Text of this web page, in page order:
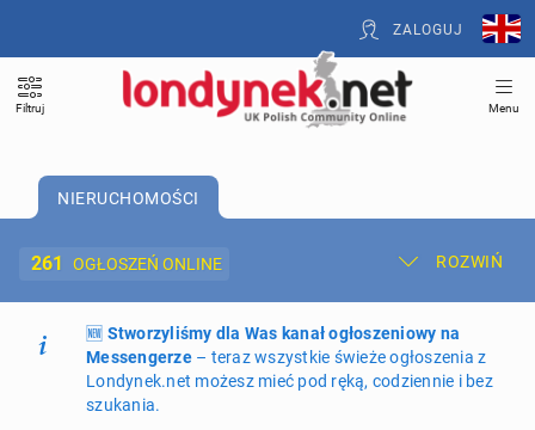
ZALOGUJ
Filtruj Menu
NIERUCHOMOŚCI
261 OGŁOSZEŃ ONLINE ROZWIŃ
Dodaj ogłoszenie Moje ogłoszenia
Oferta i cennik ogłoszeń
🆕 Stworzyliśmy dla Was kanał ogłoszeniowy na
Messengerze– teraz wszystkie świeże ogłoszenia z
Londynek.net możesz mieć pod ręką, codziennie i bez
szukania.